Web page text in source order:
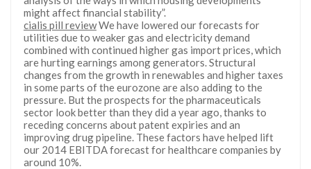
might affect financial stability”.
cialis pill reviewWe have lowered our forecasts for
utilities due to weaker gas and electricity demand
combined with continued higher gas import prices, which
are hurting earnings among generators. Structural
changes from the growth in renewables and higher taxes
in some parts of the eurozone are also adding to the
pressure. But the prospects for the pharmaceuticals
sector look better than they did a year ago, thanks to
receding concerns about patent expiries and an
improving drug pipeline. These factors have helped lift
our 2014 EBITDA forecast for healthcare companies by
around 10%.